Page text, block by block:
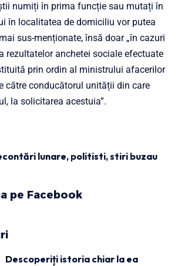
numiți în prima funcție sau mutați în
în localitatea de domiciliu vor putea
sus-menționate, însă doar „în cazuri
rezultatelor anchetei sociale efectuate
prin ordin al ministrului afacerilor
către conducătorul unității din care
la solicitarea acestuia”.
lunare, politisti,stiri buzau
pe Facebook
Descoperiți istoria chiar la ea